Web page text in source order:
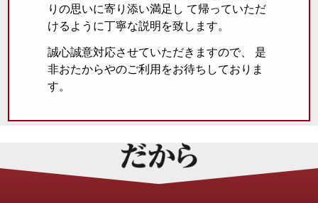
りの思いに寄り添い満足し て帰っていただ
けるように丁寧な説明を致します。
誠心誠意対応させていただきますので、 是
非おたからやのご利用をお待ちしておりま
す。